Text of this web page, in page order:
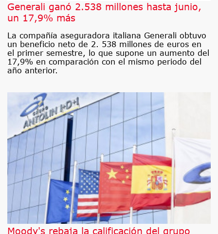
Generali ganó 2.538 millones hasta junio,
un 17,9% más
La compañía aseguradora italiana Generali obtuvo
un beneficio neto de 2. 538 millones de euros en
el primer semestre, lo que supone un aumento del
17,9% en comparación con el mismo periodo del
año anterior.
Moody's rebaja la calificación del grupo